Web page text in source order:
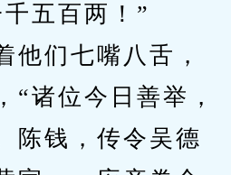
五百两！”
们七嘴八舌，
“诸位今日善举，
陈钱，传令吴德